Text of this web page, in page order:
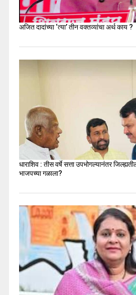
अजित दादांच्या ‘त्या’ तीन वक्तव्यांचा अर्थ काय ?
धाराशिव : तीस वर्षे सत्ता उपभोगल्यानंतर
भाजपच्या गळाला?